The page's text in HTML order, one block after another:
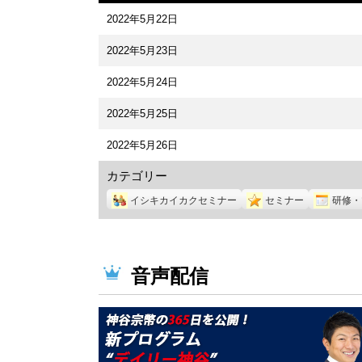
2022年5月22日
2022年5月23日
2022年5月24日
2022年5月25日
2022年5月26日
カテゴリー
イシキカイカクセミナー セミナー 研修
音声配信